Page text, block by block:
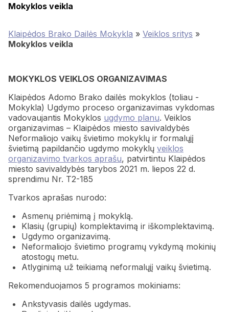
Mokyklos veikla
Klaipėdos Brako Dailės Mokykla » Veiklos sritys »
Mokyklos veikla
MOKYKLOS VEIKLOS ORGANIZAVIMAS
Klaipėdos Adomo Brako dailės mokyklos (toliau -
Mokykla) Ugdymo proceso organizavimas vykdomas
vadovaujantis Mokyklos ugdymo planu. Veiklos
organizavimas – Klaipėdos miesto savivaldybės
Neformaliojo vaikų švietimo mokyklų ir formalųjį
švietimą papildančio ugdymo mokyklų veiklos
organizavimo tvarkos aprašu, patvirtintu Klaipėdos
miesto savivaldybės tarybos 2021 m. liepos 22 d.
sprendimu Nr. T2-185
Tvarkos aprašas nurodo:
Asmenų priėmimą į mokyklą.
Klasių (grupių) komplektavimą ir iškomplektavimą.
Ugdymo organizavimą.
Neformaliojo švietimo programų vykdymą mokinių
atostogų metu.
Atlyginimą už teikiamą neformalųjį vaikų švietimą.
Rekomenduojamos 5 programos mokiniams:
Ankstyvasis dailės ugdymas.